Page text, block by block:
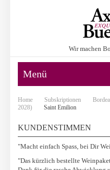
Wir machen
Menü
Home Subskriptionen
2028)
Saint Emilion
KUNDENSTIMMEN
"Macht einfach Spass, bei Dir
"Das kürzlich bestellte